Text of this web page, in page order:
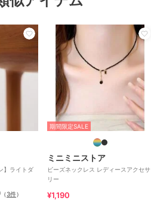
】ライトダ
（3件）
期間限定SALE
ミニミニストア
ビーズネックレス レディースアクセサ
リー
¥1,190